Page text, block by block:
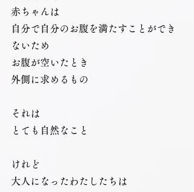
赤ちゃんは
自分で自分のお腹を満たすことができ
ないため
お腹が空いたとき
外側に求めるもの
それは
とても自然なこと
けれど
大人になったわたしたちは